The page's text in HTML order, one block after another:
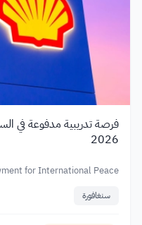
فرصة تدريبية مدفوعة في
2026
for International Peace
سنغافورة